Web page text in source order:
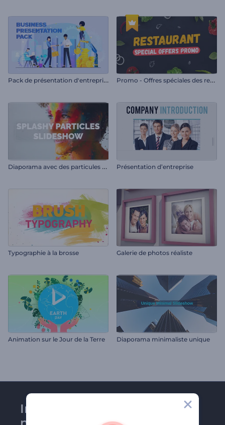
P
ack de présentation d'entreprise P
romo - Offres spéciales des restaurants
D
iaporama avec des particules éclaboussantes Présentation d’entreprise
Typographie à la brosse Galerie de photos réaliste
Animation sur le Jour de la Terre Diaporama minimaliste unique
Inscrivez-vous à la